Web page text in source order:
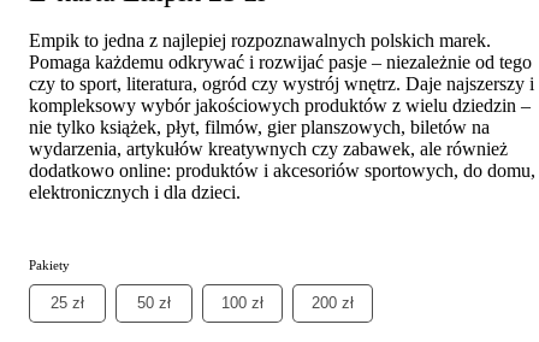
Empik to jedna z najlepiej rozpoznawalnych polskich marek.
Pomaga każdemu odkrywać i rozwijać pasje – niezależnie od tego
czy to sport, literatura, ogród czy wystrój wnętrz. Daje najszerszy i
kompleksowy wybór jakościowych produktów z wielu dziedzin –
nie tylko książek, płyt, filmów, gier planszowych, biletów na
wydarzenia, artykułów kreatywnych czy zabawek, ale również
dodatkowo online: produktów i akcesoriów sportowych, do domu,
elektronicznych i dla dzieci.
Pakiety
25 zł 50 zł 100 zł 200 zł